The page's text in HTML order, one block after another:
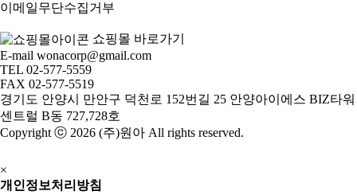
이메일무단수집거부
쇼핑몰 바로가기
E-mail wonacorp@gmail.com
TEL 02-577-5559
FAX 02-577-5519
경기도 안양시 만안구 덕천로 152번길 25 안양아이에스 BIZ타워
센트럴 B동 727,728호
Copyright ⓒ 2026 (주)원아 All rights reserved.
×
개인정보처리방침